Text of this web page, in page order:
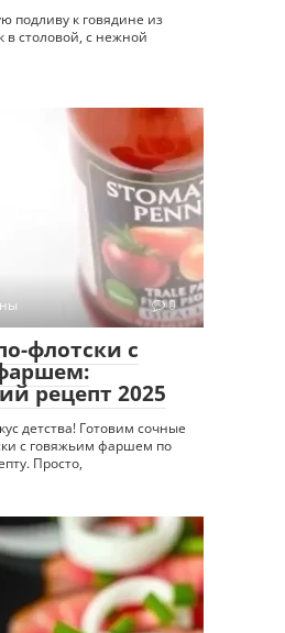
подливу к говядине из
в столовой, с нежной
0
флотски с
рецепт 2025
детства! Готовим сочные
с говяжьим фаршем по
Просто,